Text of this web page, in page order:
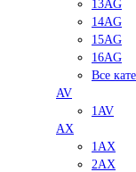
13AG
14AG
15AG
16AG
Все
AV
1AV
AX
1AX
2AX